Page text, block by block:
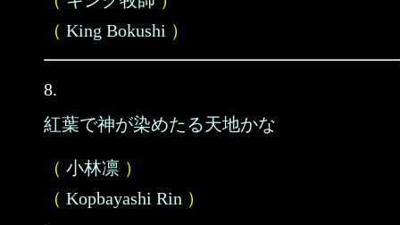
（ King Bokushi ）
8.
紅葉で神が染めたる天地かな
（ 小林凛 ）
（ Kopbayashi Rin ）